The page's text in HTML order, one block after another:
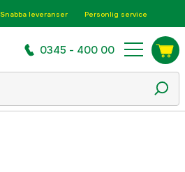
Snabba leveranser Personlig service
0345 - 400 00